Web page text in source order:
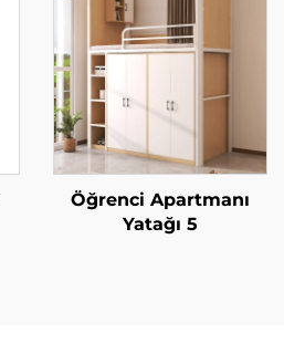
Öğrenci Apartmanı
Yatağı 5